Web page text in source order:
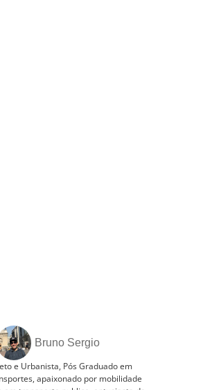
Bruno Sergio
e Urbanista, Pós Graduado em
apaixonado por mobilidade